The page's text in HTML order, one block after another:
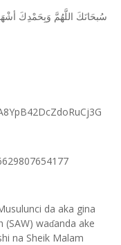
ﺳُﺒﺤَﺎﻧَﻚَ ﺍﻟﻠَّﻬُﻢَّ ﻭَﺑِﺤَﻤْﺪِﻙَ
da aka gina
(SAW) waɗanda ake
na Sheik Malam